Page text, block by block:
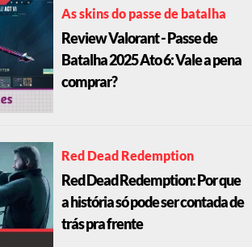
As skins do passe de batalha
Review Valorant - Passe de
Batalha 2025 Ato 6: Vale a pena
comprar?
Red Dead Redemption
Red Dead Redemption: Por que
a história só pode ser contada de
trás pra frente